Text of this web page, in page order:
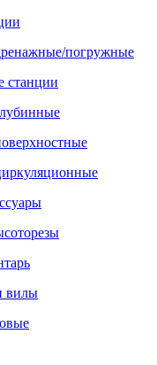
погружные
станции
вилы